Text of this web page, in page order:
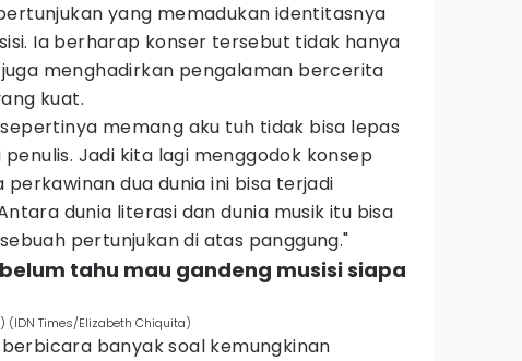
yang memadukan identitasnya
Ia berharap konser tersebut tidak hanya
menghadirkan pengalaman bercerita
kuat.
memang aku tuh tidak bisa lepas
Jadi kita lagi menggodok konsep
dua dunia ini bisa terjadi
dunia literasi dan dunia musik itu bisa
pertunjukan di atas panggung."
tahu mau gandeng musisi siapa
Times/Elizabeth Chiquita)
banyak soal kemungkinan